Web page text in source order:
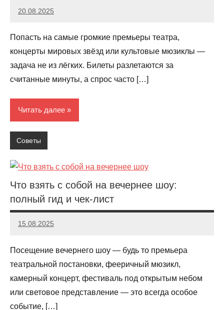
20.08.2025
Evangeline
Попасть на самые громкие премьеры театра,
концерты мировых звёзд или культовые мюзиклы —
задача не из лёгких. Билеты разлетаются за
считанные минуты, а спрос часто […]
Читать далее
Советы
Что взять с собой на вечернее шоу:
полный гид и чек-лист
15.08.2025
Evangeline
Посещение вечернего шоу — будь то премьера
театральной постановки, фееричный мюзикл,
камерный концерт, фестиваль под открытым небом
или световое представление — это всегда особое
событие, […]